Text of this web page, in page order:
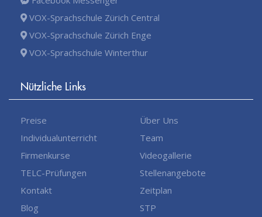
VOX-Sprachschule Zürich Central
VOX-Sprachschule Zürich Enge
VOX-Sprachschule Winterthur
Nützliche Links
Preise
Individualunterricht
Firmenkurse
TELC-Prüfungen
Kontakt
Blog
Über Uns
Team
Videogallerie
Stellenangebote
Zeitplan
STP